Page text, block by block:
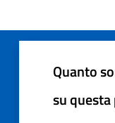
Quanto
su